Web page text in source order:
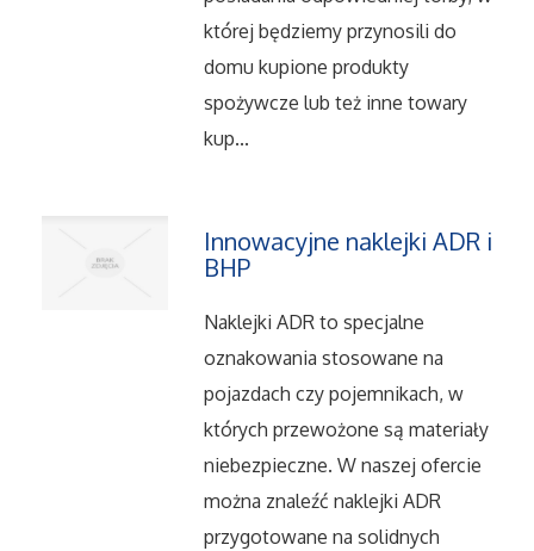
Serwis
Fotografia
Adwokaci, Porady Prawne
Weterynaryjne, Hodowla Zwierząt
Sprzątanie, Porządkowanie
której będziemy przynosili do
domu kupione produkty
spożywcze lub też inne towary
kup...
Innowacyjne naklejki ADR i
BHP
Naklejki ADR to specjalne
oznakowania stosowane na
pojazdach czy pojemnikach, w
których przewożone są materiały
niebezpieczne. W naszej ofercie
można znaleźć naklejki ADR
przygotowane na solidnych